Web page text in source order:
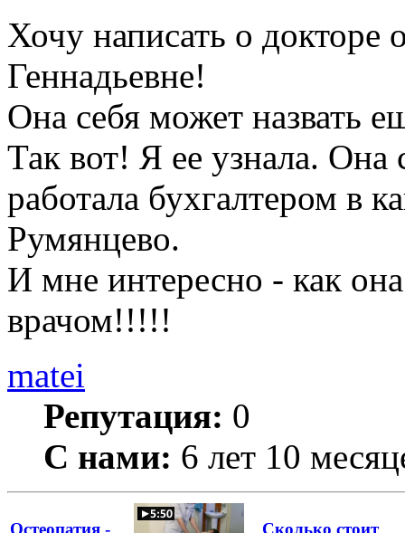
Хочу написать о докторе
Геннадьевне!
Она себя может назвать
Так вот! Я ее узнала. Она
работала бухгалтером в
Румянцево.
И мне интересно - как
врачом!!!!!
matei
Репутация: 0
С нами: 6 лет 10
Остеопатия -
Сколько стоит